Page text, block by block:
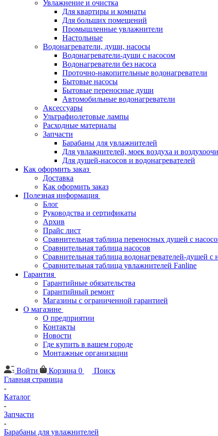
Увлажнение и очистка
Для квартиры и комнаты
Для больших помещений
Промышленные увлажнители
Настольные
Водонагреватели, души, насосы
Водонагреватели-души с насосом
Водонагреватели без насоса
Проточно-накопительные водонагреватели
Бытовые насосы
Бытовые переносные души
Автомобильные водонагреватели
Аксессуары
Ультрафиолетовые лампы
Расходные материалы
Запчасти
Барабаны для увлажнителей
Для увлажнителей, моек воздуха и
Для душей-насосов и водонагревателей
Как оформить заказ
Доставка
Как оформить заказ
Полезная информация
Блог
Руководства и сертификаты
Архив
Прайс лист
Сравнительная таблица переносных душей с
Сравнительная таблица насосов
Сравнительная таблица водонагревателей-душей с
Сравнительная таблица увлажнителей Fanline
Гарантия
Гарантийные обязательства
Гарантийный ремонт
Магазины с ограниченной гарантией
О магазине
О предприятии
Контакты
Новости
Где купить в вашем городе
Монтажные организации
Войти Корзина 0
Поиск
Главная страница
-
Каталог
-
Запчасти
-
Барабаны для увлажнителей